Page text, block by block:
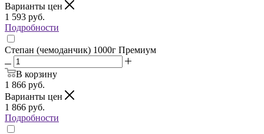
Варианты цен
1 593 руб.
Подробности
Степан (чемоданчик) 1000г Премиум
В корзину
1 866 руб.
Варианты цен
1 866 руб.
Подробности